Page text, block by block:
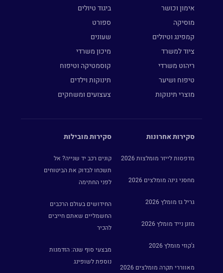
אימון וכושר
ביגוד טיולים
מוסיקה
ספורט
קמפינג וטיולים
שעונים
ציוד למשרד
מיכון משרדי
ריהוט משרדי
קוסמטיקה וטיפוח
טיפוח ושיער
תינוקות וילדים
מוצרי תינוקות
צעצועים ומשחקים
סקירות אחרונות
מדפסות לייזר מומלצות 2026
מחסני גינה מומלצים 2026
גריל גז מומלץ 2026
מזגן נייד מומלץ 2026
ג'קוזי מומלץ 2026
מאווררי תקרה מומלצים 2026
סקירות מובילות
קונים רכב יד שנייה? אל
תשכחו לבדוק את הביטוחים
לפני החתימה
החידושים בעולם הרכבים
החשמליים שאתם חייבים
להכיר
מבצעי סוף שנה: הזדמנות
נוספת לשופינג